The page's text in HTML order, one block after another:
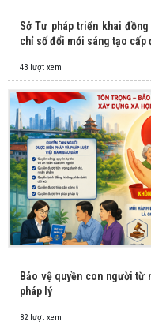
Sở Tư pháp triển khai
chỉ số đổi mới sáng tạo cấp
43 lượt xem
Bảo vệ quyền con người
pháp lý
82 lượt xem